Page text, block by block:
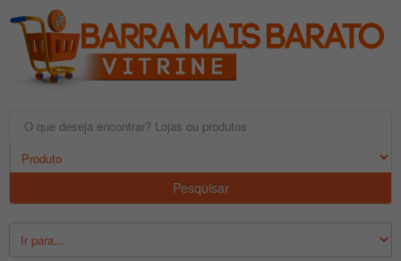
Pesquisar